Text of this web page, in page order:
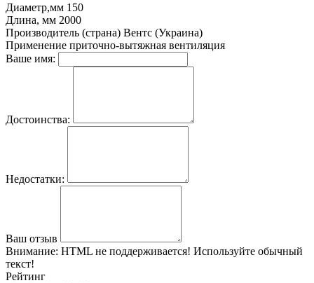
Диаметр,мм 150
Длина, мм 2000
Производитель (страна) Вентс (Украина)
Применение приточно-вытяжная вентиляция
Ваше имя:
Достоинства:
Недостатки:
Ваш отзыв
Внимание: HTML не поддерживается! Используйте обычный
текст!
Рейтинг